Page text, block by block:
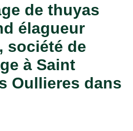
de thuyas
élagueur
société de
à Saint
Oullieres dans